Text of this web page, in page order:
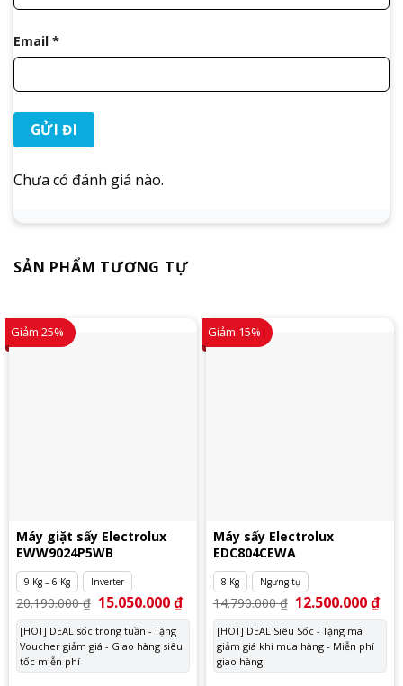
Email *
Chưa có đánh giá nào.
SẢN PHẨM TƯƠNG TỰ
Giảm 25%
Máy giặt sấy Electrolux
EWW9024P5WB
9 Kg – 6 Kg Inverter
20.190.000₫ Giá
gốc
là:
20.190.000 ₫.
15.050.000₫Giá
tại
15.050.000 ₫.
[HOT] DEAL sốc trong tuần - Tặng
Voucher giảm giá - Giao hàng siêu
tốc miễn phí
Giảm 15%
Máy sấy Electrolux
EDC804CEWA
8 Kg Ngưng tụ
14.790.000₫ Giá
gốc
là:
14.790.000 ₫.
12.500.000₫Giá
tại
[HOT] DEAL Siêu Sốc - Tặng mã
giảm giá khi mua hàng - Miễn phí
giao hàng